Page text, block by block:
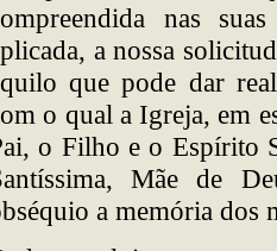
nas
a nossa
que pode dar
o qual a Igreja, em
o Filho e o Espírito
Mãe de
a memória dos